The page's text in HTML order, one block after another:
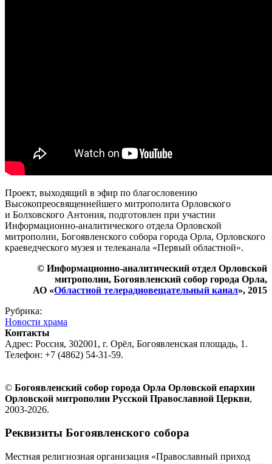
Проект, выходящий в эфир по благословению
Высокопреосвященнейшего митрополита Орловского
и Болховского Антония, подготовлен при участии
Информационно-аналитического отдела Орловской
митрополии, Богоявленского собора города Орла, Орловского
краеведческого музея и телеканала «Первый областной».
© Информационно-аналитический отдел Орловской
митрополии, Богоявленский собор города Орла,
АО «Областной телерадиовещательный канал», 2015
Рубрика:
Новости храма
Контакты
Адрес: Россия, 302001, г. Орёл, Богоявленская площадь, 1.
Телефон: +7 (4862) 54-31-59.
© Богоявленский собор города Орла Орловской епархии
Орловской митрополии Русской Православной Церкви,
2003-2026.
Реквизиты Богоявленского собора
Местная религиозная организация «Православный приход